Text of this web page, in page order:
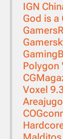
IGN
God is a
Polygon
Voxel